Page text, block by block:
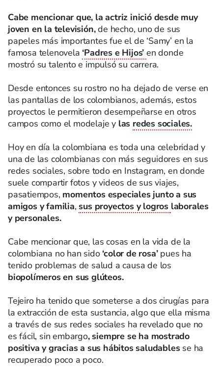
Cabe mencionar que, la actriz inició desde muy
joven en la televisión,de hecho, uno de sus
papeles más importantes fue el de ‘Samy’ en la
famosa telenovela ‘Padres e Hijos’ en donde
mostró su talento e impulsó su carrera.
Desde entonces su rostro no ha dejado de verse en
las pantallas de los colombianos, además, estos
proyectos le permitieron desempeñarse en otros
campos como el modelaje y las redes sociales.
Hoy en día la colombiana es toda una celebridad y
una de las colombianas con más seguidores en sus
redes sociales, sobre todo en Instagram, en donde
suele compartir fotos y videos de sus viajes,
pasatiempos, momentos especiales junto a sus
amigos y familia, sus proyectos y logros laborales
y personales.
Cabe mencionar que, las cosas en la vida de la
colombiana no han sido ‘color de rosa’pues ha
tenido problemas de salud a causa de los
biopolímeros en sus glúteos.
Tejeiro ha tenido que someterse a dos cirugías para
la extracción de esta sustancia, algo que ella misma
a través de sus redes sociales ha revelado que no
es fácil, sin embargo, siempre se ha mostrado
positiva y gracias a sus hábitos saludablesse ha
recuperado poco a poco.